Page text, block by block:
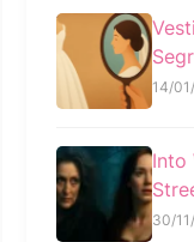
14/
Into
30/